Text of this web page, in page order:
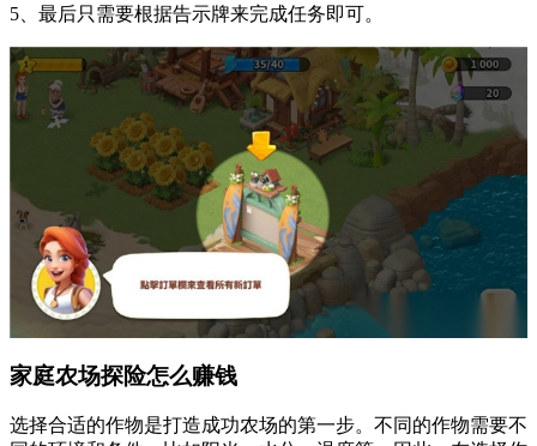
5、最后只需要根据告示牌来完成任务即可。
家庭农场探险怎么赚钱
选择合适的作物是打造成功农场的第一步。不同的作物需要不